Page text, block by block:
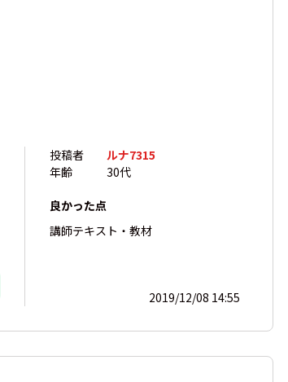
投稿者
ルナ7315
年齢
30代
良かった点
講師テキスト・教材
2019/12/08 14:55